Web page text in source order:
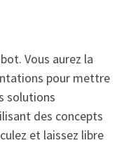
Vous aurez la
pour mettre
solutions
des concepts
et laissez libre